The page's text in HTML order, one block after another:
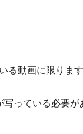
動画に限ります
っている必要が